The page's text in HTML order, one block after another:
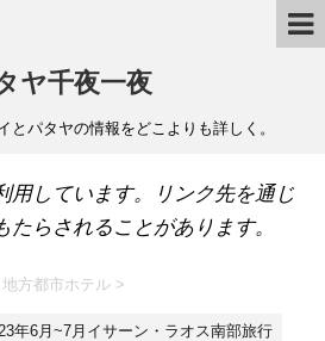
ヤ千夜一夜
とパタヤの情報をどこよりも詳しく。
用しています。リンク先を通じ
たらされることがあります。
地方都市ホテル >
年6月~7月イサーン・ラオス南部旅行